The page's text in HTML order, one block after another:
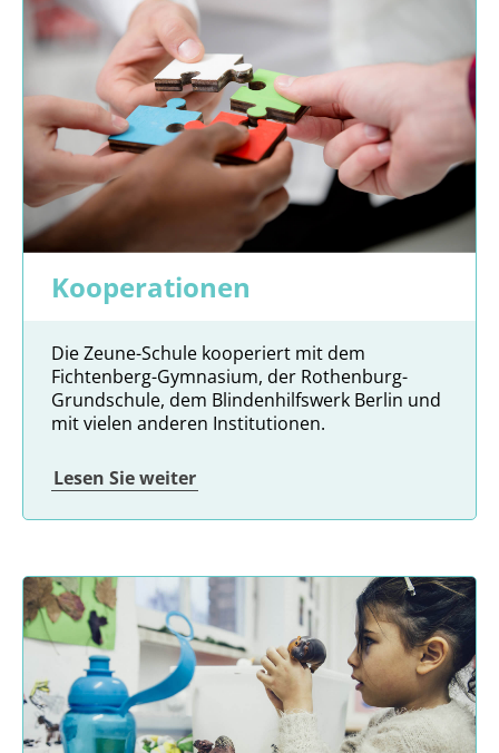
Kooperationen
Die Zeune-Schule kooperiert mit dem
Fichtenberg-Gymnasium, der Rothenburg-
Grundschule, dem Blindenhilfswerk Berlin und
mit vielen anderen Institutionen.
Lesen Sie weiter